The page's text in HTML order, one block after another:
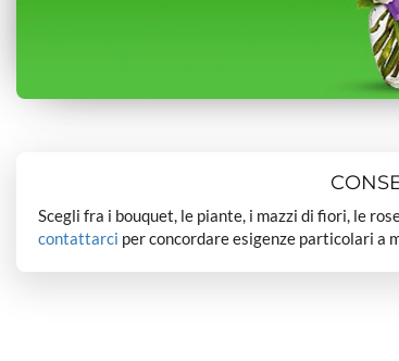
Scegli fra i bouquet, le piante, i mazzi di fiori, le
contattarci per concordare esigenze particolari a